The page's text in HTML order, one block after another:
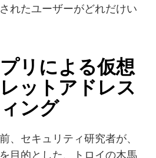
れたユーザーがどれだけい
リによる仮想
ットアドレス
ング
、セキュリティ研究者が、
目的とした、トロイの木馬